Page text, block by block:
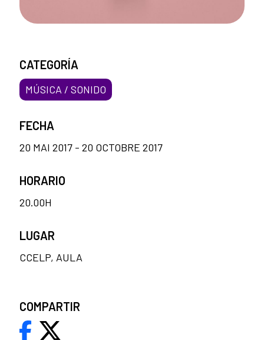
CATEGORÍA
MÚSICA / SONIDO
FECHA
20 MAI 2017 - 20 OCTOBRE 2017
HORARIO
20.00H
LUGAR
CCELP, AULA
COMPARTIR